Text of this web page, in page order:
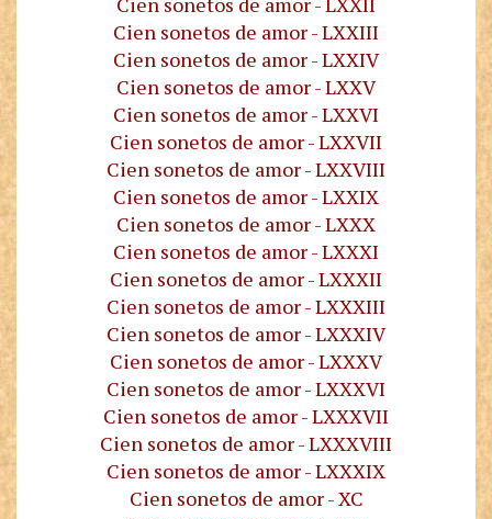
Cien sonetos de amor - LXXIII
Cien sonetos de amor - LXXIV
Cien sonetos de amor - LXXV
Cien sonetos de amor - LXXVI
Cien sonetos de amor - LXXVII
Cien sonetos de amor - LXXVIII
Cien sonetos de amor - LXXIX
Cien sonetos de amor - LXXX
Cien sonetos de amor - LXXXI
Cien sonetos de amor - LXXXII
Cien sonetos de amor - LXXXIII
Cien sonetos de amor - LXXXIV
Cien sonetos de amor - LXXXV
Cien sonetos de amor - LXXXVI
Cien sonetos de amor - LXXXVII
Cien sonetos de amor - LXXXVIII
Cien sonetos de amor - LXXXIX
Cien sonetos de amor - XC